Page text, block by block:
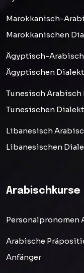
Marokkanisch-
Marokkanischen
Ägyptisch-Arabisch
Ägyptischen Dialekt
Tunesisch Arabisch
Tunesischen Dialekt
Libanesisch
Libanesischen
Arabischkurse
Personalpronomen
Arabische
Anfänger